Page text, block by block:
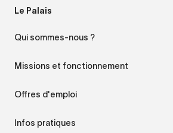
Le Palais
Qui sommes-nous ?
Missions et fonctionnement
Offres d'emploi
Infos pratiques